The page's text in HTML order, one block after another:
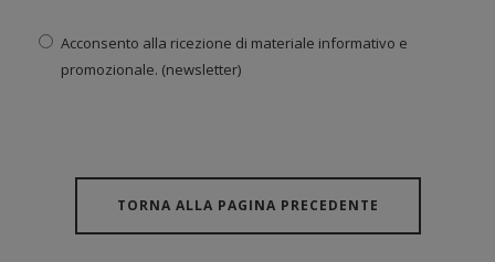
Acconsento alla ricezione di materiale informativo e
promozionale. (newsletter)
TORNA ALLA PAGINA PRECEDENTE